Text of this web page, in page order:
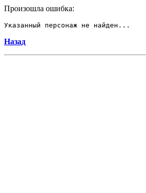
Произошла ошибка:
Указанный персонаж не найден...
Назад